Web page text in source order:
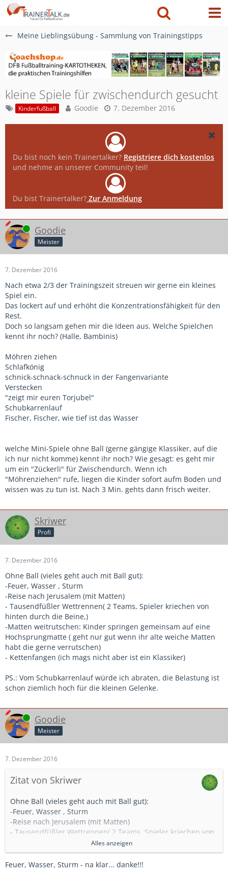
Meine Lieblingsübung - Sammlung von Trainingstipps
kleine Spiele für zwischendurch gesucht
Kinderfußball Goodie 7. Dezember 2016
Du bist noch kein Trainertalker? Registriere dich kostenlos
und nehme an unserer Community teil!
Du bist Trainertalker? Zur Anmeldung
Online Goodie
Meister
7. Dezember 2016
Nach etwa 2/3 der Trainingszeit streuen wir gerne ein kleines
Spiel ein.
Das lockert auf und erhöht die Konzentrationsfähigkeit für den
Rest.
Doch so langsam gehen mir die Ideen aus. Welche Spielchen
kennt ihr noch? (Halle, Bambinis)
Möhren ziehen
Schlafkönig
schnick-schnack-schnuck in der Fangenvariante
Verstecken
"zeigt mir euren Torjubel"
Schubkarrenlauf
Fischer, Fischer, wie tief ist das Wasser
welche Mini-Spiele ohne Ball (gerne gängige Klassiker, auf die
ich nur nicht komme) kennt ihr noch? Wie gesagt: es geht mir
um ein "Zückerli" für Zwischendurch. Wenn ich
"Möhrenziehen" rufe, liegen die Kinder sofort aufm Boden und
wissen was zu tun ist. Nach 3 Min. gehts dann frisch weiter.
Skriwer
Profi
7. Dezember 2016
Ohne Ball (vieles geht auch mit Ball gut):
-Feuer, Wasser , Sturm
-Reise nach Jerusalem (mit Matten)
- Tausendfüßler Wettrennen( 2 Teams, Spieler kriechen von
hinten durch die Beine,)
-Matten weitrutschen: Kinder springen gemeinsam auf eine
Hochsprungmatte ( geht nur gut wenn ihr alte weiche Matten
habt die gerne verrutschen)
- Kettenfangen (ich mags nicht aber ist ein Klassiker)
PS.: Vom Schubkarrenlauf würde ich abraten, die Belastung ist
schon ziemlich hoch für die kleinen Gelenke.
Online Goodie
Meister
7. Dezember 2016
Zitat von Skriwer
Ohne Ball (vieles geht auch mit Ball gut):
-Feuer, Wasser , Sturm
-Reise nach Jerusalem (mit Matten)
- Tausendfüßler Wettrennen( 2 Teams, Spieler kriechen von
hinten durch die Beine,)
-Matten weitrutschen: Kinder springen gemeinsam auf eine
Hochsprungmatte ( geht nur gut wenn ihr alte weiche
Alles anzeigen
Feuer, Wasser, Sturm - na klar... danke!!!